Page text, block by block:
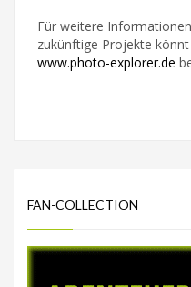
Für weitere
zukünftige Projekte
www.photo-explorer.de
FAN-COLLECTION